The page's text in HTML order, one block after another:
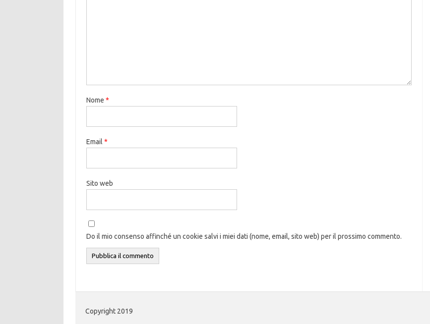
Nome *
Email *
Sito web
Do il mio consenso affinché un cookie salvi i miei dati (nome, email, sito web) per il prossimo commento.
Copyright 2019